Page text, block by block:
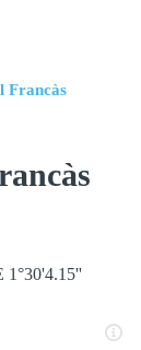
Francàs
1°30'4.15''